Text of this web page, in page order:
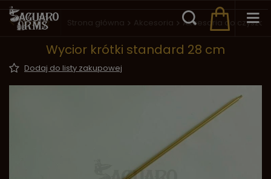
Wstecz Strona główna Akcesoria Akcesoria do
Wycior krótki standard 28 cm
Dodaj do listy zakupowej